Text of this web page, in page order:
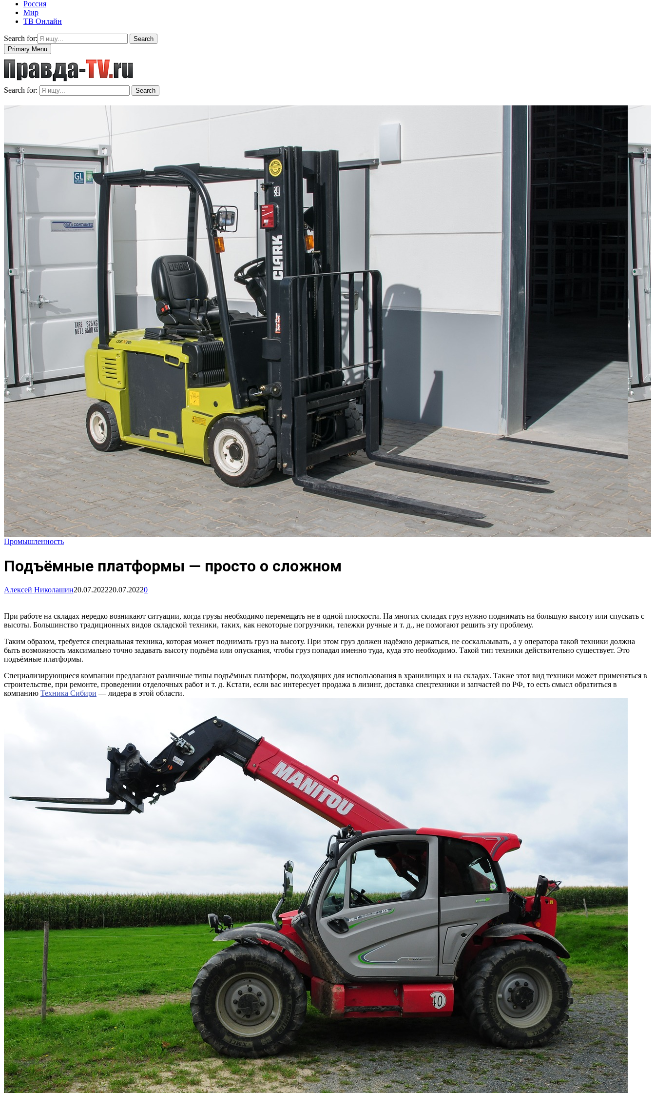
Россия
Мир
ТВ Онлайн
Search for:
Search
Primary Menu
Search for: Search
Промышленность
Подъёмные платформы — просто о сложном
Алексей Николашин20.07.202220.07.20220
При работе на складах нередко возникают ситуации, когда грузы необходимо перемещать не в одной плоскости. На многих складах груз нужно поднимать на большую высоту или спускать с
высоты. Большинство традиционных видов складской техники, таких, как некоторые погрузчики, тележки ручные и т. д., не помогают решить эту проблему.
Таким образом, требуется специальная техника, которая может поднимать груз на высоту. При этом груз должен надёжно держаться, не соскальзывать, а у оператора такой техники должна
быть возможность максимально точно задавать высоту подъёма или опускания, чтобы груз попадал именно туда, куда это необходимо. Такой тип техники действительно существует. Это
подъёмные платформы.
Специализирующиеся компании предлагают различные типы подъёмных платформ, подходящих для использования в хранилищах и на складах. Также этот вид техники может применяться в
строительстве, при ремонте, проведении отделочных работ и т. д. Кстати, если вас интересует продажа в лизинг, доставка спецтехники и запчастей по РФ, то есть смысл обратиться в
компанию Техника Сибири — лидера в этой области.